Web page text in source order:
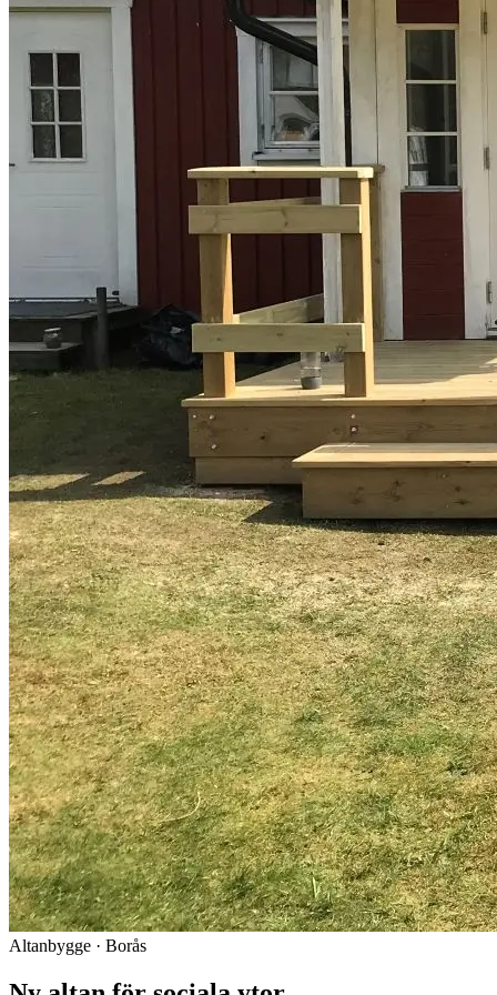
Altanbygge · Borås